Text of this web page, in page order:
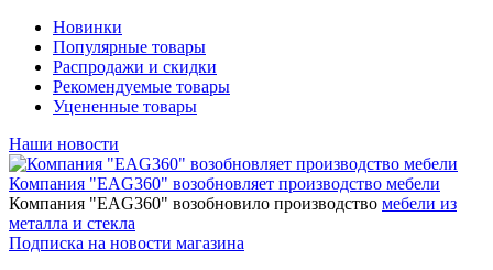
Новинки
Популярные товары
Распродажи и скидки
Рекомендуемые товары
Уцененные товары
Наши новости
Компания "EAG360" возобновляет производство мебели
Компания "EAG360" возобновило производство мебели из
металла и стекла
Подписка на новости магазина